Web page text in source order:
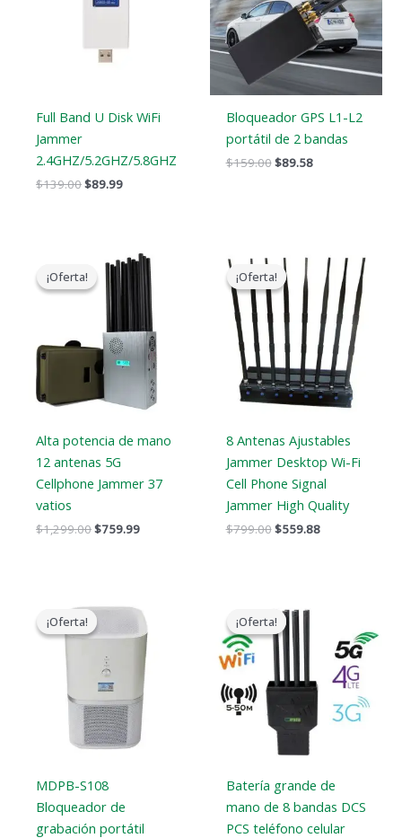
Full Band U Disk WiFi
Jammer
2.4GHZ/5.2GHZ/5.8GHZ
$139.00$89.99
Bloqueador GPS L1-L2
portátil de 2 bandas
$159.00$89.58
¡Oferta!
¡Oferta!
Alta potencia de mano
12 antenas 5G
Cellphone Jammer 37
vatios
$1,299.00
precio
original
era:
$1,299.00.
$759.99
El
precio
actual
es:
$759.99.
¡Oferta!
¡Oferta!
8 Antenas Ajustables
Jammer Desktop Wi-Fi
Cell Phone Signal
Jammer High Quality
$799.00
precio
original
era:
$799.00.
$559.88
precio
actual
es:
$559.88.
¡Oferta!
¡Oferta!
MDPB-S108
Bloqueador de
grabación portátil
precio
$17,999.00.
¡Oferta!
¡Oferta!
Batería grande de
mano de 8 bandas DCS
PCS teléfono celular
precio
original
era:
$1,199.00.
es:
$735.99.